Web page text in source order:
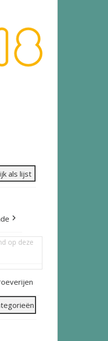
als lijst
op deze